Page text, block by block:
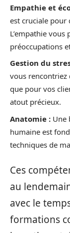
Empathie et
est cruciale pour
L’empathie
préoccupations
Gestion du
vous rencontriez
que pour vos
atout précieux.
Anatomie : Une
humaine est
techniques de
Ces
au
avec le
formations